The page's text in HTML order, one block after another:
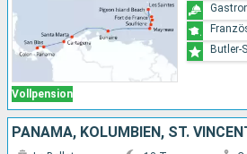
Vollpension
Butler-